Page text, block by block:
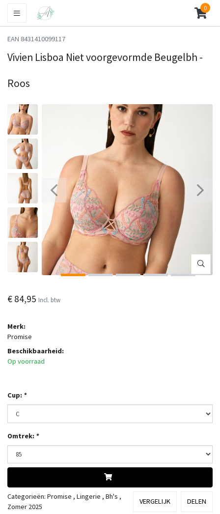
0
EAN 8431410099117
Vivien Lisboa Niet voorgevormde Beugelbh -
Roos
€ 84,95 Incl. btw
Merk:
Promise
Beschikbaarheid:
Op voorraad
Cup: *
Omtrek: *
Categorieën: Promise , Lingerie , Bh's ,
Zomer 2025
VERGELIJK DELEN